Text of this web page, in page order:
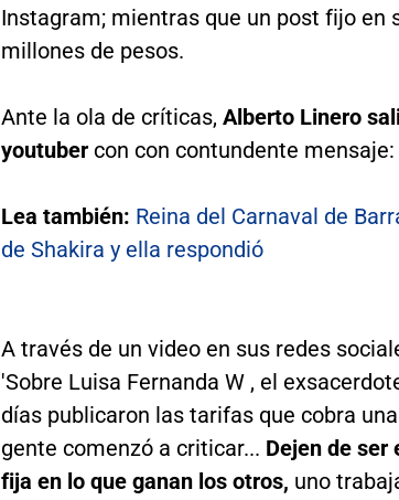
Instagram; mientras que un post fijo en
millones de pesos.
Ante la ola de críticas, Alberto Linero
youtubercon con contundente mensaje:
Lea también: Reina del Carnaval de
de Shakira y ella respondió
A través de un video en sus redes
'Sobre Luisa Fernanda W , el
días publicaron las tarifas que cobra
gente comenzó a criticar... Dejen de ser
fija en lo que ganan los otros, uno